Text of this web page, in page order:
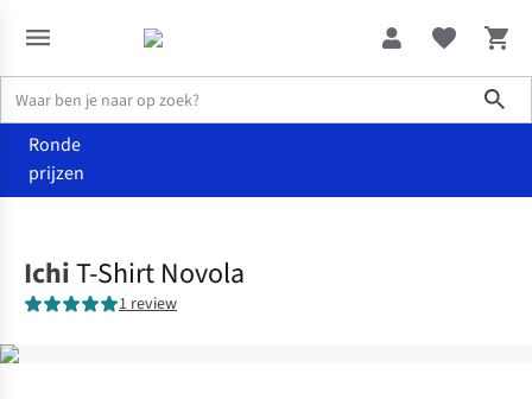
Ronde
prijzen
IchiT-Shirt Novola
1 review